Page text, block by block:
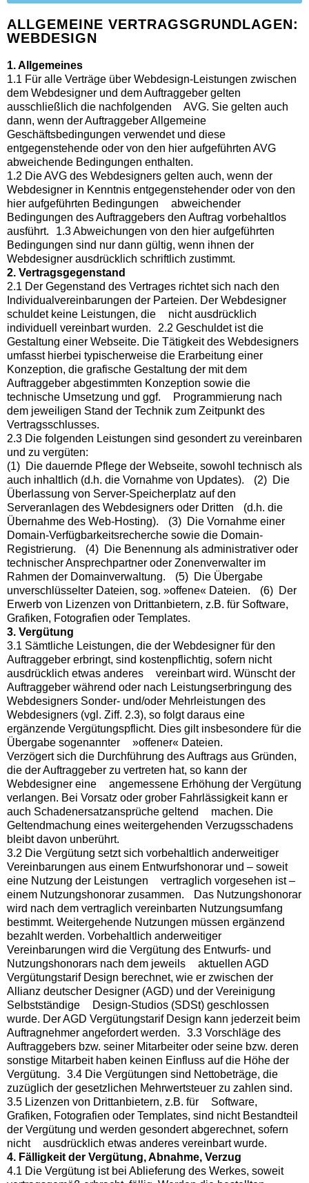
ALLGEMEINE VERTRAGSGRUNDLAGEN:
WEBDESIGN
1. Allgemeines
1.1 Für alle Verträge über Webdesign-Leistungen zwischen
dem Webdesigner und dem Auftraggeber gelten
ausschließlich die nachfolgenden AVG. Sie gelten auch
dann, wenn der Auftraggeber Allgemeine
Geschäftsbedingungen verwendet und diese
entgegenstehende oder von den hier aufgeführten AVG
abweichende Bedingungen enthalten.
1.2 Die AVG des Webdesigners gelten auch, wenn der
Webdesigner in Kenntnis entgegenstehender oder von den
hier aufgeführten Bedingungen abweichender
Bedingungen des Auftraggebers den Auftrag vorbehaltlos
ausführt. 1.3 Abweichungen von den hier aufgeführten
Bedingungen sind nur dann gültig, wenn ihnen der
Webdesigner ausdrücklich schriftlich zustimmt.
2. Vertragsgegenstand
2.1 Der Gegenstand des Vertrages richtet sich nach den
Individualvereinbarungen der Parteien. Der Webdesigner
schuldet keine Leistungen, die nicht ausdrücklich
individuell vereinbart wurden. 2.2 Geschuldet ist die
Gestaltung einer Webseite. Die Tätigkeit des Webdesigners
umfasst hierbei typischerweise die Erarbeitung einer
Konzeption, die grafische Gestaltung der mit dem
Auftraggeber abgestimmten Konzeption sowie die
technische Umsetzung und ggf. Programmierung nach
dem jeweiligen Stand der Technik zum Zeitpunkt des
Vertragsschlusses.
2.3 Die folgenden Leistungen sind gesondert zu vereinbaren
und zu vergüten:
(1) Die dauernde Pflege der Webseite, sowohl technisch als
auch inhaltlich (d.h. die Vornahme von Updates). (2) Die
Überlassung von Server-Speicherplatz auf den
Serveranlagen des Webdesigners oder Dritten (d.h. die
Übernahme des Web-Hosting). (3) Die Vornahme einer
Domain-Verfügbarkeitsrecherche sowie die Domain-
Registrierung. (4) Die Benennung als administrativer oder
technischer Ansprechpartner oder Zonenverwalter im
Rahmen der Domainverwaltung. (5) Die Übergabe
unverschlüsselter Dateien, sog. »offene« Dateien. (6) Der
Erwerb von Lizenzen von Drittanbietern, z.B. für Software,
Grafiken, Fotografien oder Templates.
3. Vergütung
3.1 Sämtliche Leistungen, die der Webdesigner für den
Auftraggeber erbringt, sind kostenpflichtig, sofern nicht
ausdrücklich etwas anderes vereinbart wird. Wünscht der
Auftraggeber während oder nach Leistungserbringung des
Webdesigners Sonder- und/oder Mehrleistungen des
Webdesigners (vgl. Ziff. 2.3), so folgt daraus eine
ergänzende Vergütungspflicht. Dies gilt insbesondere für die
Übergabe sogenannter »offener« Dateien.
Verzögert sich die Durchführung des Auftrags aus Gründen,
die der Auftraggeber zu vertreten hat, so kann der
Webdesigner eine angemessene Erhöhung der Vergütung
verlangen. Bei Vorsatz oder grober Fahrlässigkeit kann er
auch Schadenersatzansprüche geltend machen. Die
Geltendmachung eines weitergehenden Verzugsschadens
bleibt davon unberührt.
3.2 Die Vergütung setzt sich vorbehaltlich anderweitiger
Vereinbarungen aus einem Entwurfshonorar und – soweit
eine Nutzung der Leistungen vertraglich vorgesehen ist –
einem Nutzungshonorar zusammen. Das Nutzungshonorar
wird nach dem vertraglich vereinbarten Nutzungsumfang
bestimmt. Weitergehende Nutzungen müssen ergänzend
bezahlt werden. Vorbehaltlich anderweitiger
Vereinbarungen wird die Vergütung des Entwurfs- und
Nutzungshonorars nach dem jeweils aktuellen AGD
Vergütungstarif Design berechnet, wie er zwischen der
Allianz deutscher Designer (AGD) und der Vereinigung
Selbstständige Design-Studios (SDSt) geschlossen
wurde. Der AGD Vergütungstarif Design kann jederzeit beim
Auftragnehmer angefordert werden. 3.3 Vorschläge des
Auftraggebers bzw. seiner Mitarbeiter oder seine bzw. deren
sonstige Mitarbeit haben keinen Einfluss auf die Höhe der
Vergütung. 3.4 Die Vergütungen sind Nettobeträge, die
zuzüglich der gesetzlichen Mehrwertsteuer zu zahlen sind.
3.5 Lizenzen von Drittanbietern, z.B. für Software,
Grafiken, Fotografien oder Templates, sind nicht Bestandteil
der Vergütung und werden gesondert abgerechnet, sofern
nicht ausdrücklich etwas anderes vereinbart wurde.
4. Fälligkeit der Vergütung, Abnahme, Verzug
4.1 Die Vergütung ist bei Ablieferung des Werkes, soweit